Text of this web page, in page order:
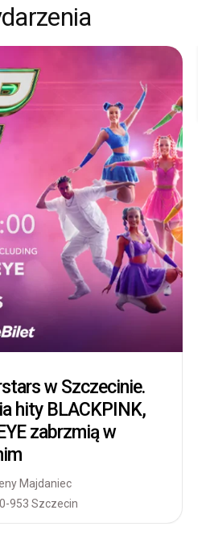
w Szczecinie.
hity BLACKPINK,
zabrzmią w
Majdaniec
953 Szczecin